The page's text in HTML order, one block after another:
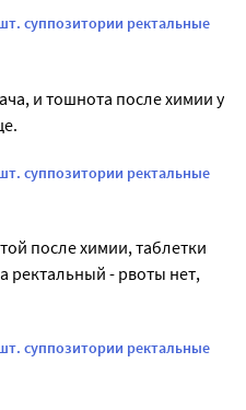
суппозитории ректальные
и тошнота после химии у
суппозитории ректальные
после химии, таблетки
ректальный - рвоты нет,
суппозитории ректальные